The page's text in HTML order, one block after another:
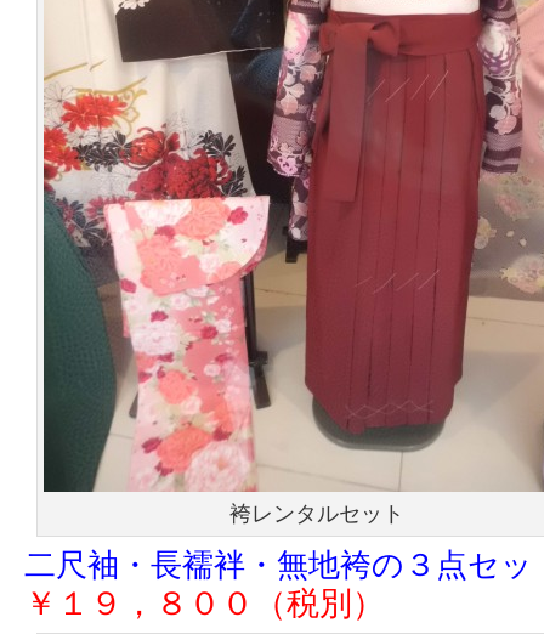
袴レンタルセット
二尺袖・長襦袢・無地袴の３点セッ
￥１９，８００（税別）